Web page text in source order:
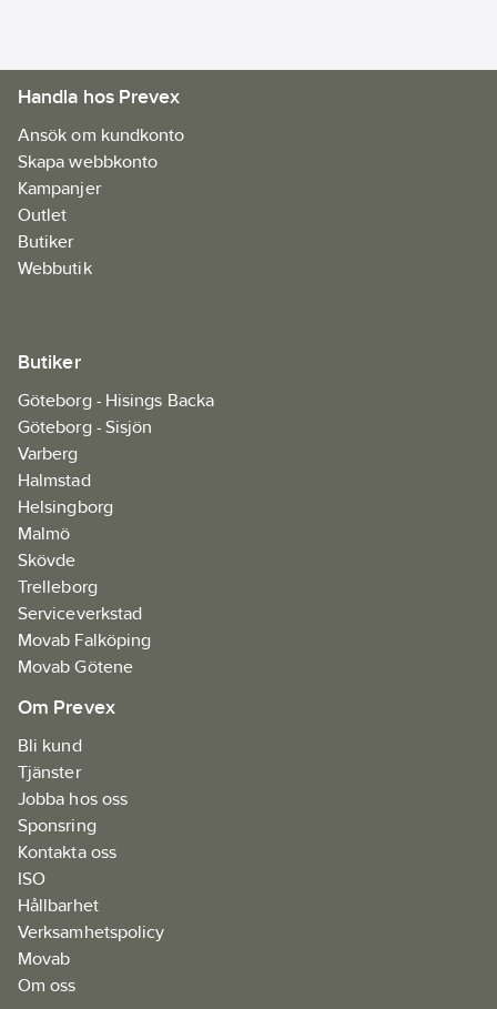
Handla hos Prevex
Ansök om kundkonto
Skapa webbkonto
Kampanjer
Outlet
Butiker
Webbutik
Butiker
Göteborg - Hisings Backa
Göteborg - Sisjön
Varberg
Halmstad
Helsingborg
Malmö
Skövde
Trelleborg
Serviceverkstad
Movab Falköping
Movab Götene
Om Prevex
Bli kund
Tjänster
Jobba hos oss
Sponsring
Kontakta oss
ISO
Hållbarhet
Verksamhetspolicy
Movab
Om oss